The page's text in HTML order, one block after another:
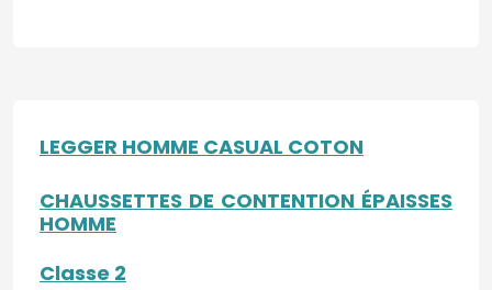
LEGGER HOMME CASUAL COTON
CHAUSSETTES DE CONTENTION ÉPAISSES
HOMME
Classe 2